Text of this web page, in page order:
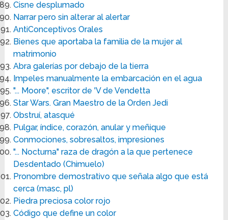
Cisne desplumado
Narrar pero sin alterar al alertar
AntiConceptivos Orales
Bienes que aportaba la familia de la mujer al
matrimonio
Abra galerías por debajo de la tierra
Impeles manualmente la embarcación en el agua
"... Moore", escritor de 'V de Vendetta
Star Wars. Gran Maestro de la Orden Jedi
Obstruí, atasqué
Pulgar, índice, corazón, anular y meñique
Conmociones, sobresaltos, impresiones
"... Nocturna" raza de dragón a la que pertenece
Desdentado (Chimuelo)
Pronombre demostrativo que señala algo que está
cerca (masc, pl)
Piedra preciosa color rojo
Código que define un color